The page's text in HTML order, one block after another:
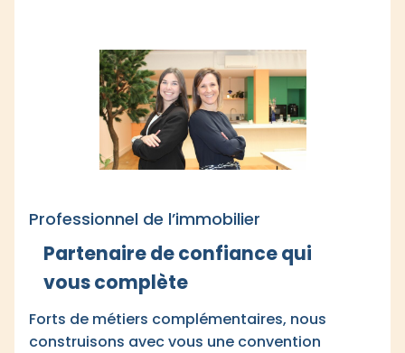
Professionnel de l’immobilier
Partenaire de confiance qui
vous complète
Forts de métiers complémentaires, nous
construisons avec vous une convention